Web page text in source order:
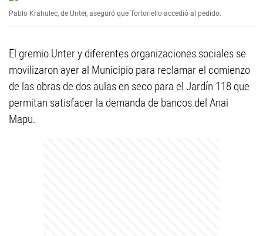
Pablo Krahulec, de Unter, aseguró que Tortoriello accedió al pedido.
El gremio Unter y diferentes organizaciones sociales se
movilizaron ayer al Municipio para reclamar el comienzo
de las obras de dos aulas en seco para el Jardín 118 que
permitan satisfacer la demanda de bancos del Anai
Mapu.